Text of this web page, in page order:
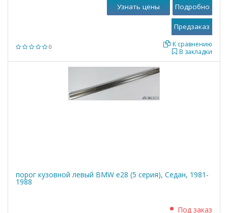
0
В закладки
К сравнению
Узнать цены Подробно
порог кузовной левый BMW е28 (5 серия), Седан, 1981-
1988
Под заказ